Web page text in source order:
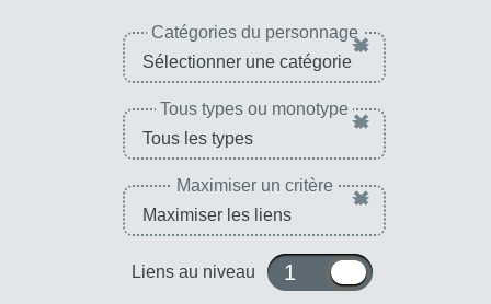
Catégories du personnage×
Tous types ou monotype ×
Maximiser un critère ×
Liens au niveau 1 ou 10